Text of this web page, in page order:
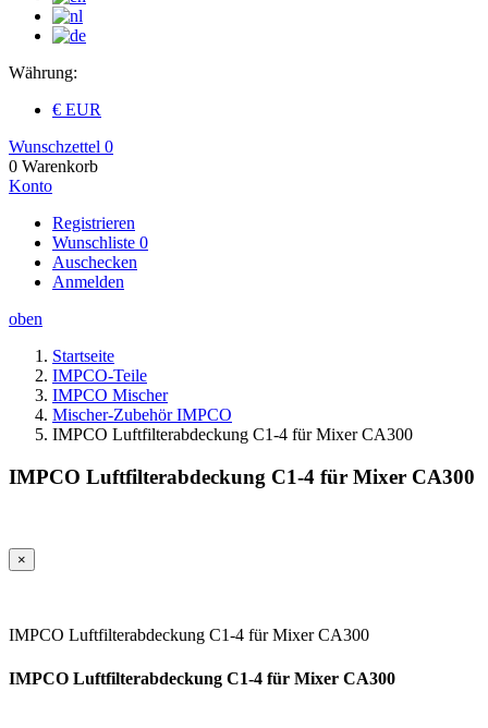
Währung:
€ EUR
Wunschzettel 0
0 Warenkorb
Konto
Registrieren
Wunschliste 0
Auschecken
Anmelden
oben
Startseite
IMPCO-Teile
IMPCO Mischer
Mischer-Zubehör IMPCO
IMPCO Luftfilterabdeckung C1-4 für Mixer CA300
IMPCO Luftfilterabdeckung C1-4 für Mixer CA300
×
IMPCO Luftfilterabdeckung C1-4 für Mixer CA300
IMPCO Luftfilterabdeckung C1-4 für Mixer CA300